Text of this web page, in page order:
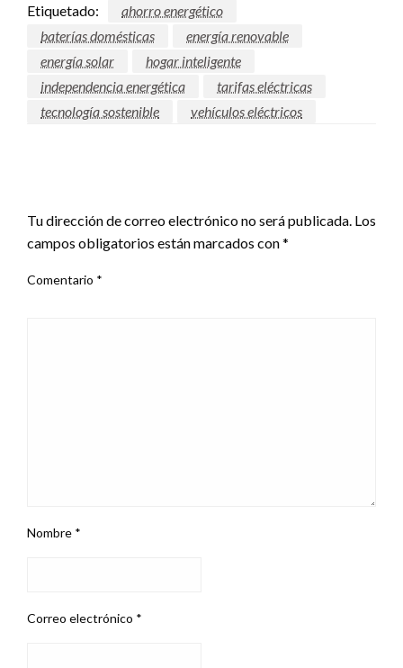
Etiquetado:
ahorro energético
baterías domésticas
energía renovable
energía solar
hogar inteligente
independencia energética
tarifas eléctricas
tecnología sostenible
vehículos eléctricos
Tu dirección de correo electrónico no será publicada. Los
campos obligatorios están marcados con*
Comentario *
Nombre *
Correo electrónico *